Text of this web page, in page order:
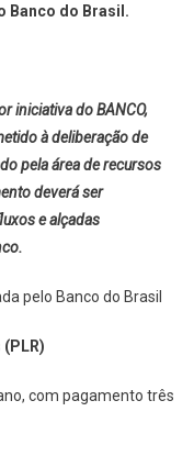
Banco do Brasil.
iniciativa do BANCO,
à deliberação de
pela área de recursos
deverá ser
e alçadas
pelo Banco do Brasil
com pagamento três